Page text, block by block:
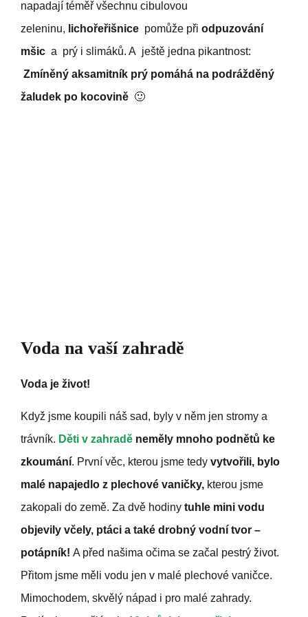
napadají téměř všechnu cibulovou
zeleninu, lichořeřišnice pomůže při odpuzování
mšic a prý i slimáků. A ještě jedna pikantnost:
Zmíněný aksamitník prý pomáhá na podrážděný
žaludek po kocovině 🙂
Voda na vaší zahradě
Voda je život!
Když jsme koupili náš sad, byly v něm jen stromy a
trávník. Děti v zahradě neměly mnoho podnětů ke
zkoumání. První věc, kterou jsme tedy vytvořili, bylo
malé napajedlo z plechové vaničky, kterou jsme
zakopali do země. Za dvě hodiny tuhle mini vodu
objevily včely, ptáci a také drobný vodní tvor –
potápník! A před našima očima se začal pestrý život.
Přitom jsme měli vodu jen v malé plechové vaničce.
Mimochodem, skvělý nápad i pro malé zahrady.